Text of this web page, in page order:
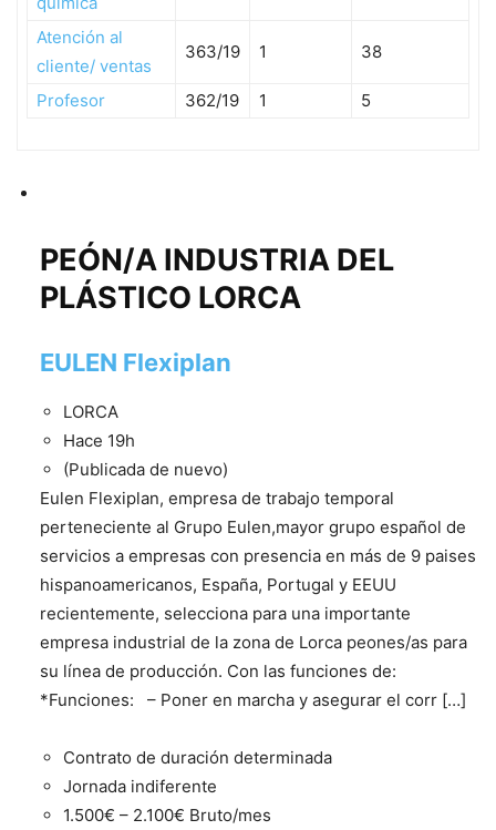
Atención al
cliente/ ventas
363/19 1 38
Profesor 362/19 1 5
PEÓN/A INDUSTRIA DEL
PLÁSTICO LORCA
EULEN Flexiplan
LORCA
Hace 19h
(Publicada de nuevo)
Eulen Flexiplan, empresa de trabajo temporal
perteneciente al Grupo Eulen,mayor grupo español de
servicios a empresas con presencia en más de 9 paises
hispanoamericanos, España, Portugal y EEUU
recientemente, selecciona para una importante
empresa industrial de la zona de Lorca peones/as para
su línea de producción. Con las funciones de:
*Funciones: – Poner en marcha y asegurar el corr […]
Contrato de duración determinada
Jornada indiferente
1.500€ – 2.100€ Bruto/mes